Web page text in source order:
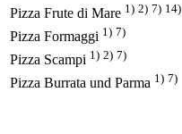
Pizza Frute di Mare 1) 2) 7) 14)
Pizza Formaggi 1) 7)
Pizza Scampi 1) 2) 7)
Pizza Burrata und Parma 1) 7)